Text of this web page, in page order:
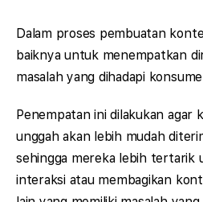
Dalam proses pembuatan
baiknya untuk menempatkan
masalah yang dihadapi
Penempatan ini dilakukan agar
unggah akan lebih mudah
sehingga mereka lebih tertarik
interaksi atau membagikan